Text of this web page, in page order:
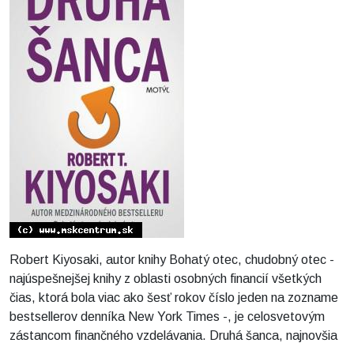
Robert Kiyosaki, autor knihy Bohatý otec, chudobný otec -
najúspešnejšej knihy z oblasti osobných financií všetkých
čias, ktorá bola viac ako šesť rokov číslo jeden na zozname
bestsellerov denníka New York Times -, je celosvetovým
zástancom finančného vzdelávania. Druhá šanca, najnovšia